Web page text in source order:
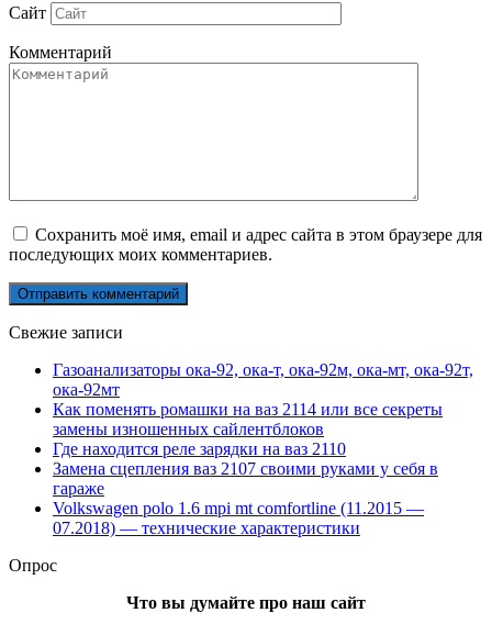
Сайт
Комментарий
Сохранить моё имя, email и адрес сайта в этом браузере для
последующих моих комментариев.
Свежие записи
Газоанализаторы ока-92, ока-т, ока-92м, ока-мт, ока-92т,
ока-92мт
Как поменять ромашки на ваз 2114 или все секреты
замены изношенных сайлентблоков
Где находится реле зарядки на ваз 2110
Замена сцепления ваз 2107 своими руками у себя в
гараже
Volkswagen polo 1.6 mpi mt comfortline (11.2015 —
07.2018) — технические характеристики
Опрос
Что вы думайте про наш сайт